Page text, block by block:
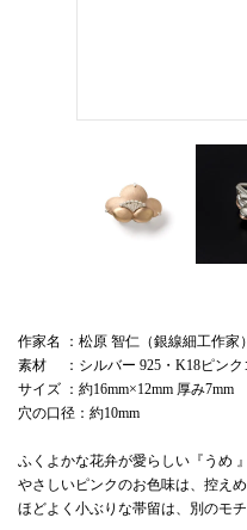
作家名 ：松原 智仁（銀線細工作家）
素材 ：シルバー 925・K18ピンク
サイズ ：約16mm×12mm 厚み7mm
穴の口径：約10mm
ふくよかな花弁が愛らしい『うめ
やさしいピンクのお色味は、控え
ほどよく小ぶりな帯留は、別のモ